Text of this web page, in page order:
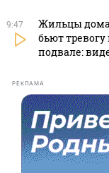
9:47
Жильцы дома
бьют тревогу
подвале:
РЕКЛАМА